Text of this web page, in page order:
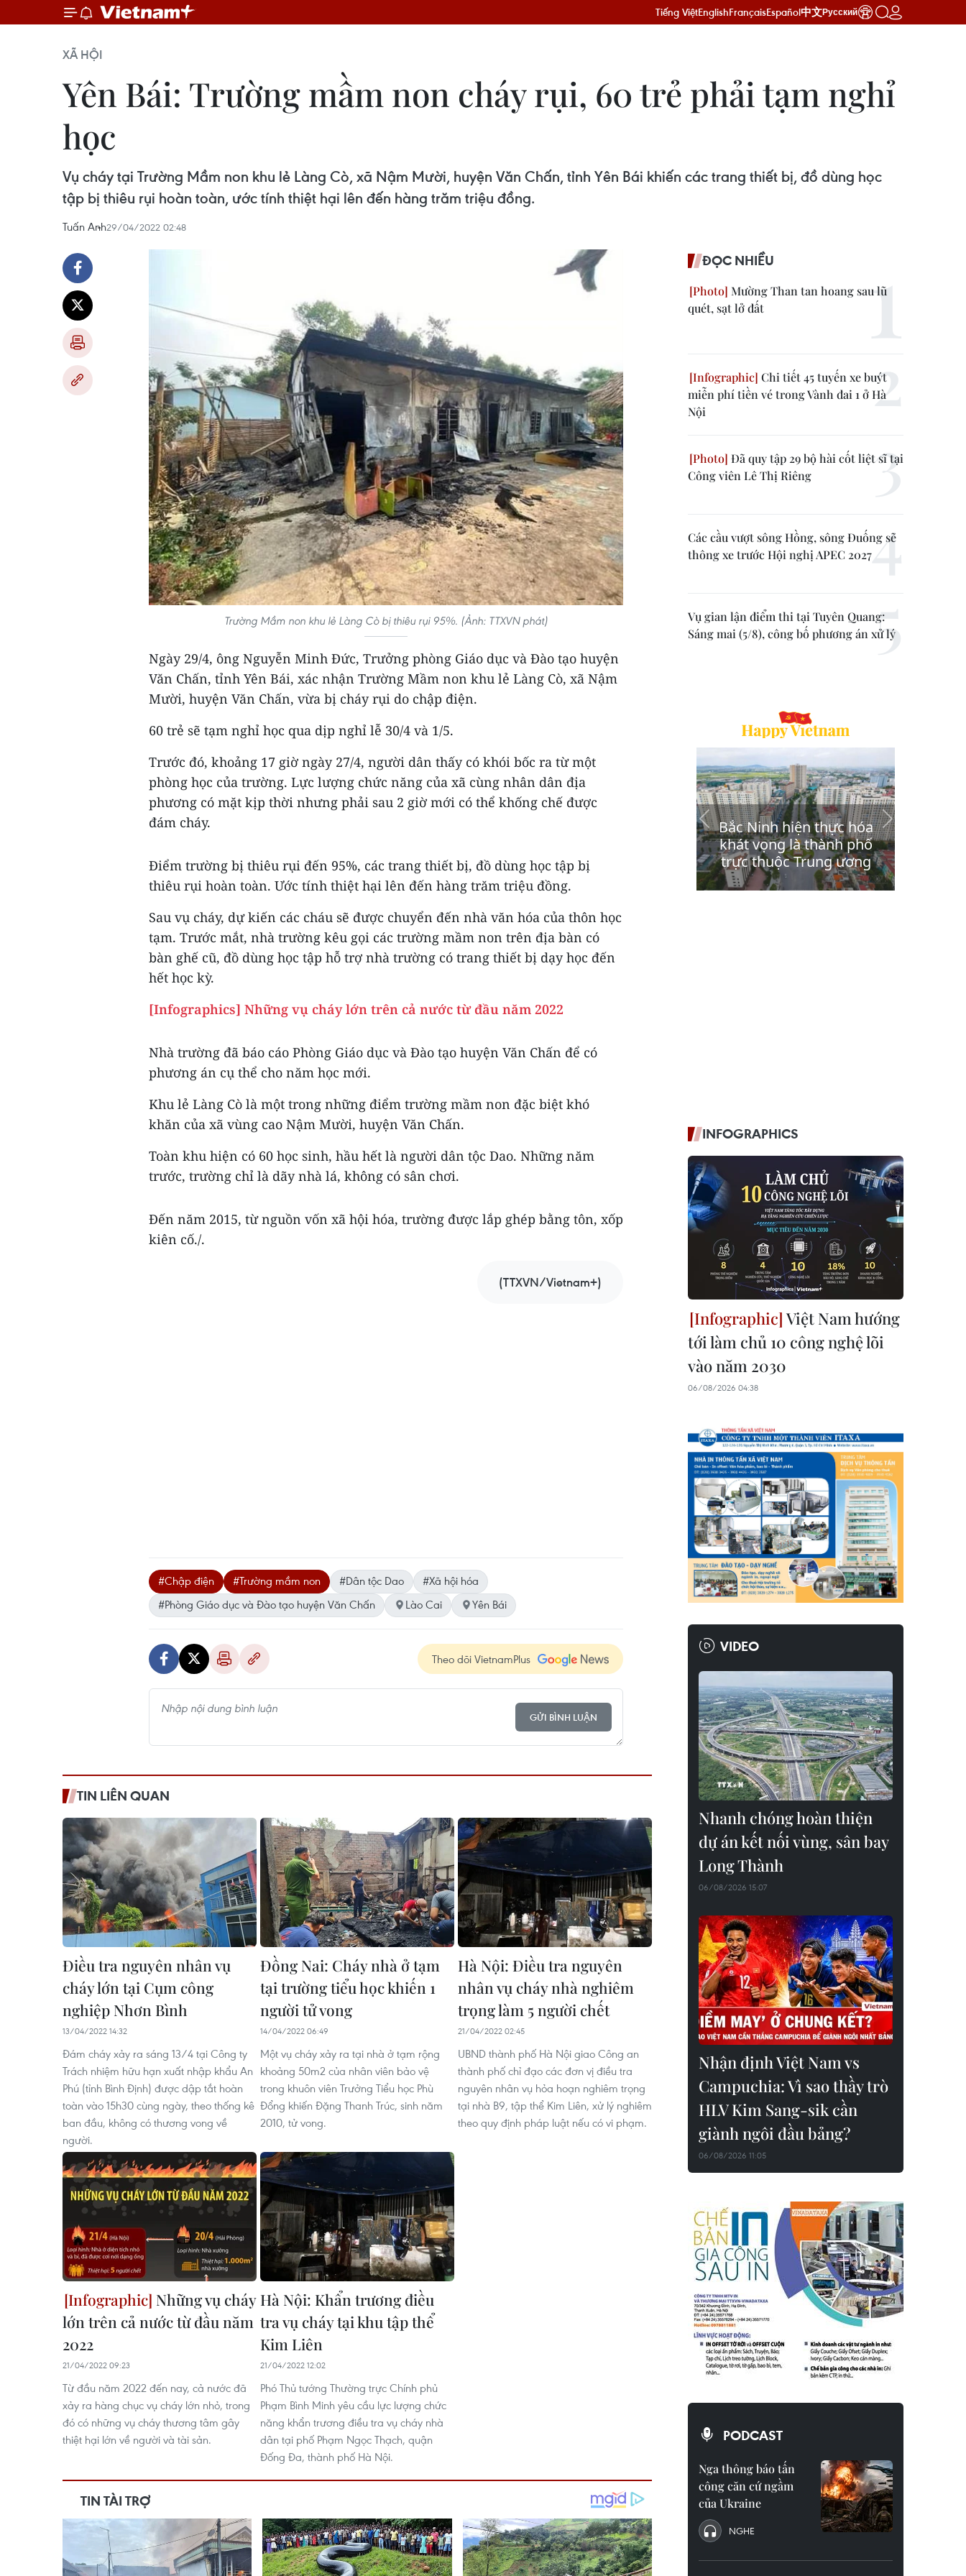
Tiếng ViệtEnglishFrançaisEspañol中文Русский
XÃ HỘI
Yên Bái: Trường mầm non cháy rụi, 60 trẻ phải tạm nghỉ
học
Vụ cháy tại Trường Mầm non khu lẻ Làng Cò, xã Nậm Mười, huyện Văn Chấn, tỉnh Yên Bái khiến các trang thiết bị, đồ dùng học
tập bị thiêu rụi hoàn toàn, ước tính thiệt hại lên đến hàng trăm triệu đồng.
Tuấn Anh29/04/2022 02:48
Trường Mầm non khu lẻ Làng Cò bị thiêu rụi 95%. (Ảnh: TTXVN phát)
Ngày 29/4, ông Nguyễn Minh Đức, Trưởng phòng Giáo dục và Đào tạo huyện
Văn Chấn, tỉnh Yên Bái, xác nhận Trường Mầm non khu lẻ Làng Cò, xã Nậm
Mười, huyện Văn Chấn, vừa bị cháy rụi do chập điện.
60 trẻ sẽ tạm nghỉ học qua dịp nghỉ lễ 30/4 và 1/5.
Trước đó, khoảng 17 giờ ngày 27/4, người dân thấy có khói bốc ra từ một
phòng học của trường. Lực lượng chức năng của xã cùng nhân dân địa
phương có mặt kịp thời nhưng phải sau 2 giờ mới có thể khống chế được
đám cháy.
Điểm trường bị thiêu rụi đến 95%, các trang thiết bị, đồ dùng học tập bị
thiêu rụi hoàn toàn. Ước tính thiệt hại lên đến hàng trăm triệu đồng.
Sau vụ cháy, dự kiến các cháu sẽ được chuyển đến nhà văn hóa của thôn học
tạm. Trước mắt, nhà trường kêu gọi các trường mầm non trên địa bàn có
bàn ghế cũ, đồ dùng học tập hỗ trợ nhà trường có trang thiết bị dạy học đến
hết học kỳ.
[Infographics] Những vụ cháy lớn trên cả nước từ đầu năm 2022
Nhà trường đã báo cáo Phòng Giáo dục và Đào tạo huyện Văn Chấn để có
phương án cụ thể cho năm học mới.
Khu lẻ Làng Cò là một trong những điểm trường mầm non đặc biệt khó
khăn của xã vùng cao Nậm Mười, huyện Văn Chấn.
Toàn khu hiện có 60 học sinh, hầu hết là người dân tộc Dao. Những năm
trước, trường chỉ là dãy nhà lá, không có sân chơi.
Đến năm 2015, từ nguồn vốn xã hội hóa, trường được lắp ghép bằng tôn, xốp
kiên cố./.
(TTXVN/Vietnam+)
#Chập điện #Trường mầm non #Dân tộc Dao
#Xã hội hóa
#Phòng Giáo dục và Đào tạo huyện Văn Chấn
Lào Cai Yên Bái
Theo dõi VietnamPlus
GỬI BÌNH LUẬN
TIN LIÊN QUAN
Điều tra nguyên nhân vụ
cháy lớn tại Cụm công
nghiệp Nhơn Bình
13/04/2022 14:32
Đám cháy xảy ra sáng 13/4 tại Công ty
Trách nhiệm hữu hạn xuất nhập khẩu An
Phú (tỉnh Bình Định) được dập tắt hoàn
toàn vào 15h30 cùng ngày, theo thống kê
ban đầu, không có thương vong về
người.
Đồng Nai: Cháy nhà ở tạm
tại trường tiểu học khiến 1
người tử vong
14/04/2022 06:49
Một vụ cháy xảy ra tại nhà ở tạm rộng
khoảng 50m2 của nhân viên bảo vệ
trong khuôn viên Trưởng Tiểu học Phù
Đổng khiến Đặng Thanh Trúc, sinh năm
2010, tử vong.
Hà Nội: Điều tra nguyên
nhân vụ cháy nhà nghiêm
trọng làm 5 người chết
21/04/2022 02:45
UBND thành phố Hà Nội giao Công an
thành phố chỉ đạo các đơn vị điều tra
nguyên nhân vụ hỏa hoạn nghiêm trọng
tại nhà B9, tập thể Kim Liên, xử lý nghiêm
theo quy định pháp luật nếu có vi phạm.
Những vụ cháy
lớn trên cả nước từ đầu năm
2022
21/04/2022 09:23
Từ đầu năm 2022 đến nay, cả nước đã
xảy ra hàng chục vụ cháy lớn nhỏ, trong
đó có những vụ cháy thương tâm gây
thiệt hại lớn về người và tài sản.
Hà Nội: Khẩn trương điều
tra vụ cháy tại khu tập thể
Kim Liên
21/04/2022 12:02
Phó Thủ tướng Thường trực Chính phủ
Phạm Bình Minh yêu cầu lực lượng chức
năng khẩn trương điều tra vụ cháy nhà
dân tại phố Phạm Ngọc Thạch, quận
Đống Đa, thành phố Hà Nội.
ĐỌC NHIỀU
Mường Than tan hoang sau lũ
quét, sạt lở đất
Chi tiết 45 tuyến xe buýt
miễn phí tiền vé trong Vành đai 1 ở Hà
Nội
Đã quy tập 29 bộ hài cốt liệt sĩ tại
Công viên Lê Thị Riêng
Các cầu vượt sông Hồng, sông Đuống sẽ
thông xe trước Hội nghị APEC 2027
Vụ gian lận điểm thi tại Tuyên Quang:
Sáng mai (5/8), công bố phương án xử lý
INFOGRAPHICS
Việt Nam hướng
tới làm chủ 10 công nghệ lõi
vào năm 2030
06/08/2026 04:38
VIDEO
Nhanh chóng hoàn thiện
dự án kết nối vùng, sân bay
Long Thành
06/08/2026 15:07
Nhận định Việt Nam vs
Campuchia: Vì sao thầy trò
HLV Kim Sang-sik cần
giành ngôi đầu bảng?
06/08/2026 11:05
PODCAST
Nga thông báo tấn
công căn cứ ngầm
của Ukraine
NGHE